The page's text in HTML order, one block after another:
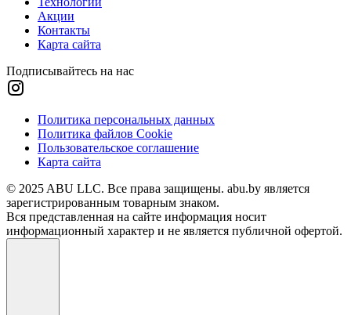
Акции
Контакты
Карта сайта
Подписывайтесь на нас
Политика персональных данных
Политика файлов Cookie
Пользовательское соглашение
Карта сайта
© 2025 ABU LLC. Все права защищены. abu.by является
зарегистрированным товарным знаком.
Вся представленная на сайте информация носит
информационный характер и не является публичной офертой.